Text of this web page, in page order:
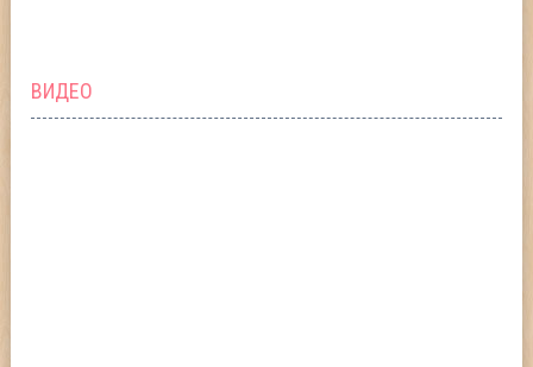
ВИДЕО